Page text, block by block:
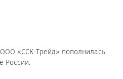
ООО «ССК-Трейд» пополнилась
России.